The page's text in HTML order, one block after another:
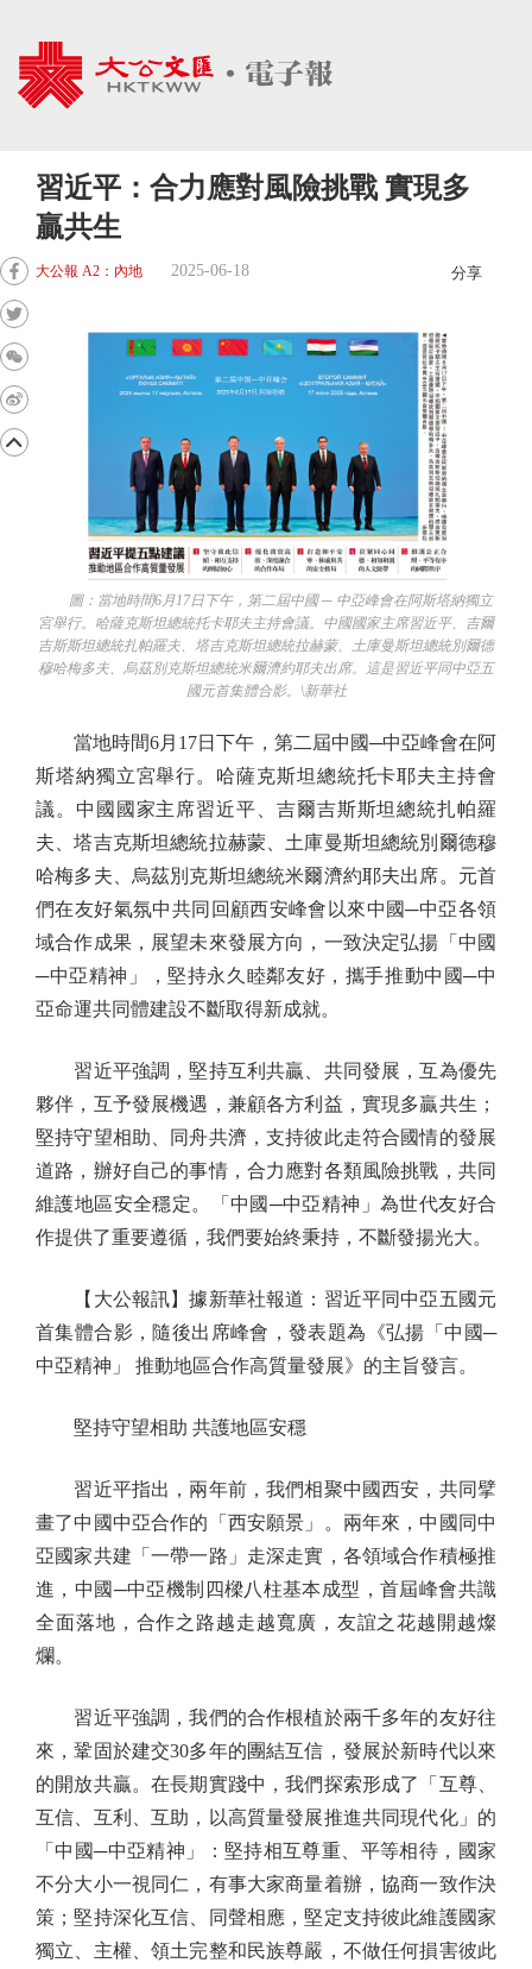
習近平：合力應對風險挑戰 實現多
贏共生
大公報 A2：內地 2025-06-18 分享
圖：當地時間6月17日下午，第二屆中國 ─ 中亞峰會在阿斯塔納獨立
宮舉行。哈薩克斯坦總統托卡耶夫主持會議。中國國家主席習近平、吉爾
吉斯斯坦總統扎帕羅夫、塔吉克斯坦總統拉赫蒙、土庫曼斯坦總統別爾德
穆哈梅多夫、烏茲別克斯坦總統米爾濟約耶夫出席。這是習近平同中亞五
國元首集體合影。\新華社
當地時間6月17日下午，第二屆中國─中亞峰會在阿
斯塔納獨立宮舉行。哈薩克斯坦總統托卡耶夫主持會
議。中國國家主席習近平、吉爾吉斯斯坦總統扎帕羅
夫、塔吉克斯坦總統拉赫蒙、土庫曼斯坦總統別爾德穆
哈梅多夫、烏茲別克斯坦總統米爾濟約耶夫出席。元首
們在友好氣氛中共同回顧西安峰會以來中國─中亞各領
域合作成果，展望未來發展方向，一致決定弘揚「中國
─中亞精神」，堅持永久睦鄰友好，攜手推動中國─中
亞命運共同體建設不斷取得新成就。
習近平強調，堅持互利共贏、共同發展，互為優先
夥伴，互予發展機遇，兼顧各方利益，實現多贏共生；
堅持守望相助、同舟共濟，支持彼此走符合國情的發展
道路，辦好自己的事情，合力應對各類風險挑戰，共同
維護地區安全穩定。「中國─中亞精神」為世代友好合
作提供了重要遵循，我們要始終秉持，不斷發揚光大。
【大公報訊】據新華社報道：習近平同中亞五國元
首集體合影，隨後出席峰會，發表題為《弘揚「中國─
中亞精神」 推動地區合作高質量發展》的主旨發言。
堅持守望相助 共護地區安穩
習近平指出，兩年前，我們相聚中國西安，共同擘
畫了中國中亞合作的「西安願景」。兩年來，中國同中
亞國家共建「一帶一路」走深走實，各領域合作積極推
進，中國─中亞機制四樑八柱基本成型，首屆峰會共識
全面落地，合作之路越走越寬廣，友誼之花越開越燦
爛。
習近平強調，我們的合作根植於兩千多年的友好往
來，鞏固於建交30多年的團結互信，發展於新時代以來
的開放共贏。在長期實踐中，我們探索形成了「互尊、
互信、互利、互助，以高質量發展推進共同現代化」的
「中國─中亞精神」：堅持相互尊重、平等相待，國家
不分大小一視同仁，有事大家商量着辦，協商一致作決
策；堅持深化互信、同聲相應，堅定支持彼此維護國家
獨立、主權、領土完整和民族尊嚴，不做任何損害彼此